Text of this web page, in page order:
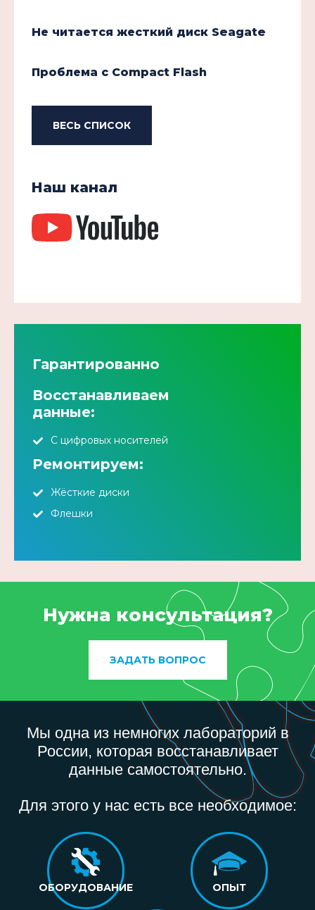
Не читается жесткий диск Seagate
Проблема с Compact Flash
ВЕСЬ СПИСОК
Наш канал
Гарантированно
Восстанавливаем
данные:
С цифровых носителей
Ремонтируем:
Жёсткие диски
Флешки
Нужна консультация?
ЗАДАТЬ ВОПРОС
Мы одна из немногих лабораторий в
России, которая восстанавливает
данные самостоятельно.
Для этого у нас есть все необходимое:
ОБОРУДОВАНИЕ ОПЫТ